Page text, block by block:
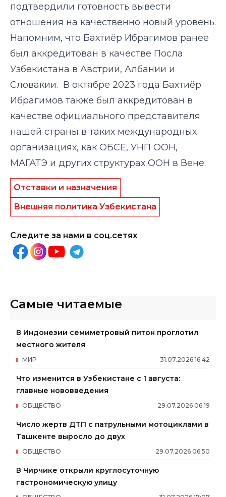
подтвердили готовность вывести
отношения на качественно новый уровень.
Напомним, что Бахтиёр Ибрагимов ранее
был аккредитован в качестве Посла
Узбекистана в Австрии, Албании и
Словакии. В октябре 2023 года Бахтиёр
Ибрагимов также был аккредитован в
качестве официального представителя
нашей страны в таких международных
организациях, как ОБСЕ, УНП ООН,
МАГАТЭ и других структурах ООН в Вене.
Отставки и назначения
Внешняя политика Узбекистана
Следите за нами в соц.сетях
Самые читаемые
В Индонезии семиметровый питон проглотил
местного жителя
31.07.2026 16:42
МИР
Что изменится в Узбекистане с 1 августа:
главные нововведения
29.07.2026 06:19
ОБЩЕСТВО
Число жертв ДТП с патрульными мотоциклами в
Ташкенте выросло до двух
29.07.2026 06:50
ОБЩЕСТВО
В Чирчике открыли круглосуточную
гастрономическую улицу